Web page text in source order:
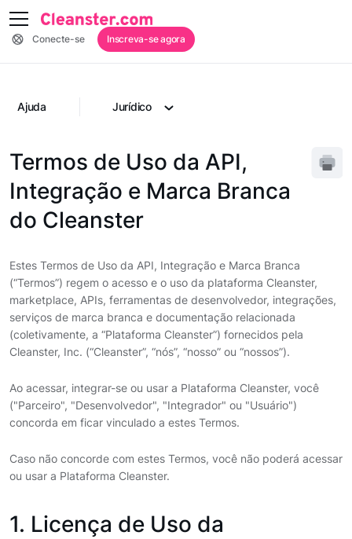
Conecte-se Inscreva-se agora
Ajuda Jurídico
Termos de Uso da API,
Integração e Marca Branca
do Cleanster
Estes Termos de Uso da API, Integração e Marca Branca
(“Termos”) regem o acesso e o uso da plataforma Cleanster,
marketplace, APIs, ferramentas de desenvolvedor, integrações,
serviços de marca branca e documentação relacionada
(coletivamente, a “Plataforma Cleanster”) fornecidos pela
Cleanster, Inc. (“Cleanster”, “nós”, “nosso” ou “nossos”).
Ao acessar, integrar-se ou usar a Plataforma Cleanster, você
("Parceiro", "Desenvolvedor", "Integrador" ou "Usuário")
concorda em ficar vinculado a estes Termos.
Caso não concorde com estes Termos, você não poderá acessar
ou usar a Plataforma Cleanster.
1. Licença de Uso da